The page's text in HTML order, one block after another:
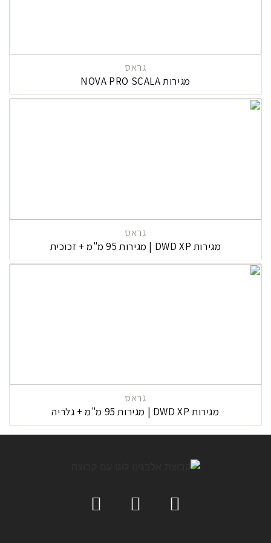
גראס
מגירות NOVA PRO SCALA
גראס
מגירות DWD XP | מגירות 95 מ"מ + זכוכית
גראס
מגירות DWD XP | מגירות 95 מ"מ + גלריה